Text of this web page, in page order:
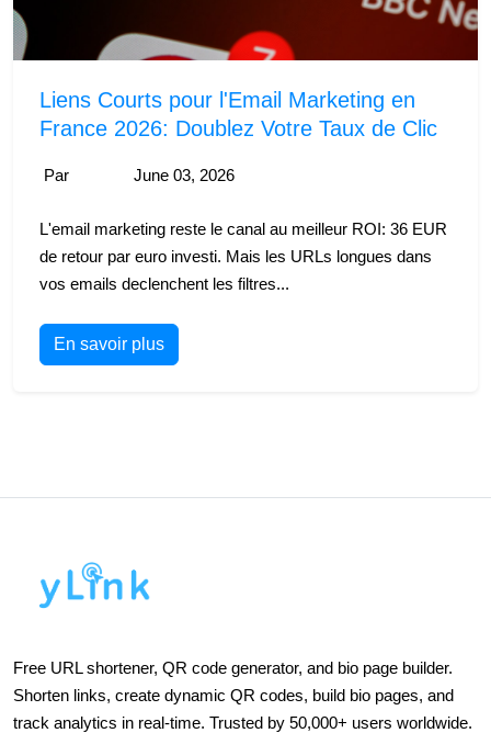
Liens Courts pour l'Email Marketing en
France 2026: Doublez Votre Taux de Clic
Par June 03, 2026
L'email marketing reste le canal au meilleur ROI: 36 EUR
de retour par euro investi. Mais les URLs longues dans
vos emails declenchent les filtres...
En savoir plus
Free URL shortener, QR code generator, and bio page builder.
Shorten links, create dynamic QR codes, build bio pages, and
track analytics in real-time. Trusted by 50,000+ users worldwide.